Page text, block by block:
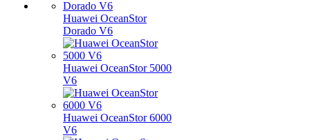
Huawei OceanStor
Dorado V6
Huawei OceanStor 5000
V6
Huawei OceanStor 6000
V6